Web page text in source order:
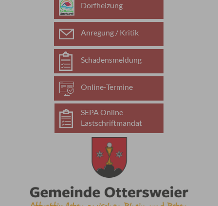
Dorfheizung
Anregung / Kritik
Schadensmeldung
Online-Termine
SEPA Online
Lastschriftmandat